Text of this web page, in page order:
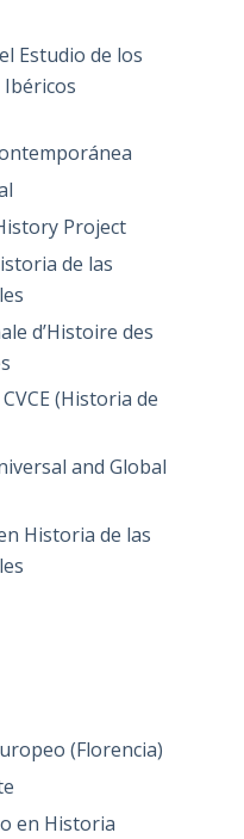
Estudio de los
Ibéricos
Project
de las
d’Histoire des
(Historia de
and Global
Historia de las
(Florencia)
en Historia